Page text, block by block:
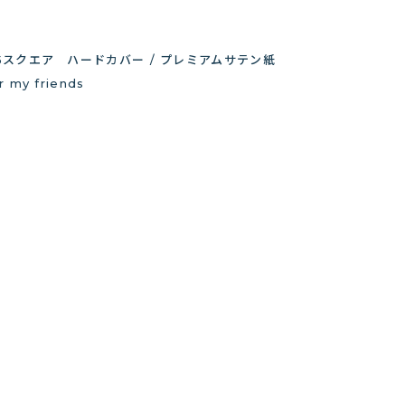
クエア ハードカバー / プレミアムサテン紙
my friends